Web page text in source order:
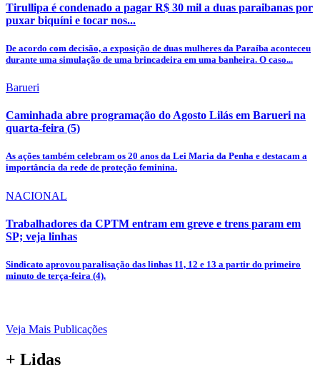
Tirullipa é condenado a pagar R$ 30 mil a duas paraibanas por
puxar biquíni e tocar nos...
De acordo com decisão, a exposição de duas mulheres da Paraíba aconteceu
durante uma simulação de uma brincadeira em uma banheira. O caso...
Barueri
Caminhada abre programação do Agosto Lilás em Barueri na
quarta-feira (5)
As ações também celebram os 20 anos da Lei Maria da Penha e destacam a
importância da rede de proteção feminina.
NACIONAL
Trabalhadores da CPTM entram em greve e trens param em
SP; veja linhas
Sindicato aprovou paralisação das linhas 11, 12 e 13 a partir do primeiro
minuto de terça-feira (4).
Veja Mais Publicações
+ Lidas